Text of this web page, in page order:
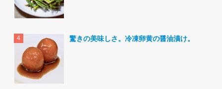
驚きの美味しさ。冷凍卵黄の醤油漬け。